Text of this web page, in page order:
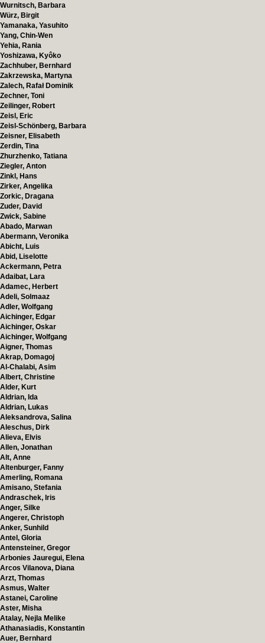
Wurnitsch, Barbara
Würz, Birgit
Yamanaka, Yasuhito
Yang, Chin-Wen
Yehia, Rania
Yoshizawa, Kyôko
Zachhuber, Bernhard
Zakrzewska, Martyna
Zalech, Rafał Dominik
Zechner, Toni
Zeilinger, Robert
Zeisl, Eric
Zeisl-Schönberg, Barbara
Zeisner, Elisabeth
Zerdin, Tina
Zhurzhenko, Tatiana
Ziegler, Anton
Zinkl, Hans
Zirker, Angelika
Zorkic, Dragana
Zuder, David
Zwick, Sabine
Abado, Marwan
Abermann, Veronika
Abicht, Luis
Abid, Liselotte
Ackermann, Petra
Adaibat, Lara
Adamec, Herbert
Adeli, Solmaaz
Adler, Wolfgang
Aichinger, Edgar
Aichinger, Oskar
Aichinger, Wolfgang
Aigner, Thomas
Akrap, Domagoj
Al-Chalabi, Asim
Albert, Christine
Alder, Kurt
Aldrian, Ida
Aldrian, Lukas
Aleksandrova, Salina
Aleschus, Dirk
Alieva, Elvis
Allen, Jonathan
Alt, Anne
Altenburger, Fanny
Amerling, Romana
Amisano, Stefania
Andraschek, Iris
Anger, Silke
Angerer, Christoph
Anker, Sunhild
Antel, Gloria
Antensteiner, Gregor
Arbonies Jauregui, Elena
Arcos Vilanova, Diana
Arzt, Thomas
Asmus, Walter
Astanei, Caroline
Aster, Misha
Atalay, Nejla Melike
Athanasiadis, Konstantin
Auer, Bernhard